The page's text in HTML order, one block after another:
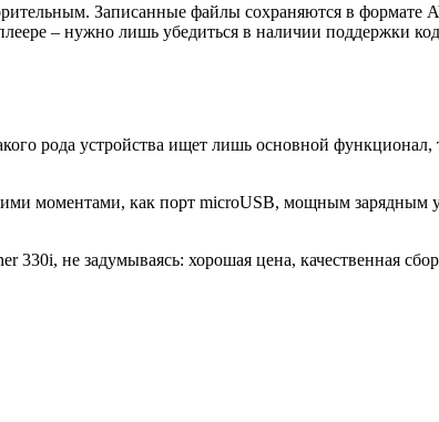
Записанные файлы сохраняются в формате
– нужно лишь убедиться в наличии поддержки
рода устройства ищет лишь основной функционал,
моментами, как порт microUSB, мощным зарядным
не задумываясь: хорошая цена, качественная